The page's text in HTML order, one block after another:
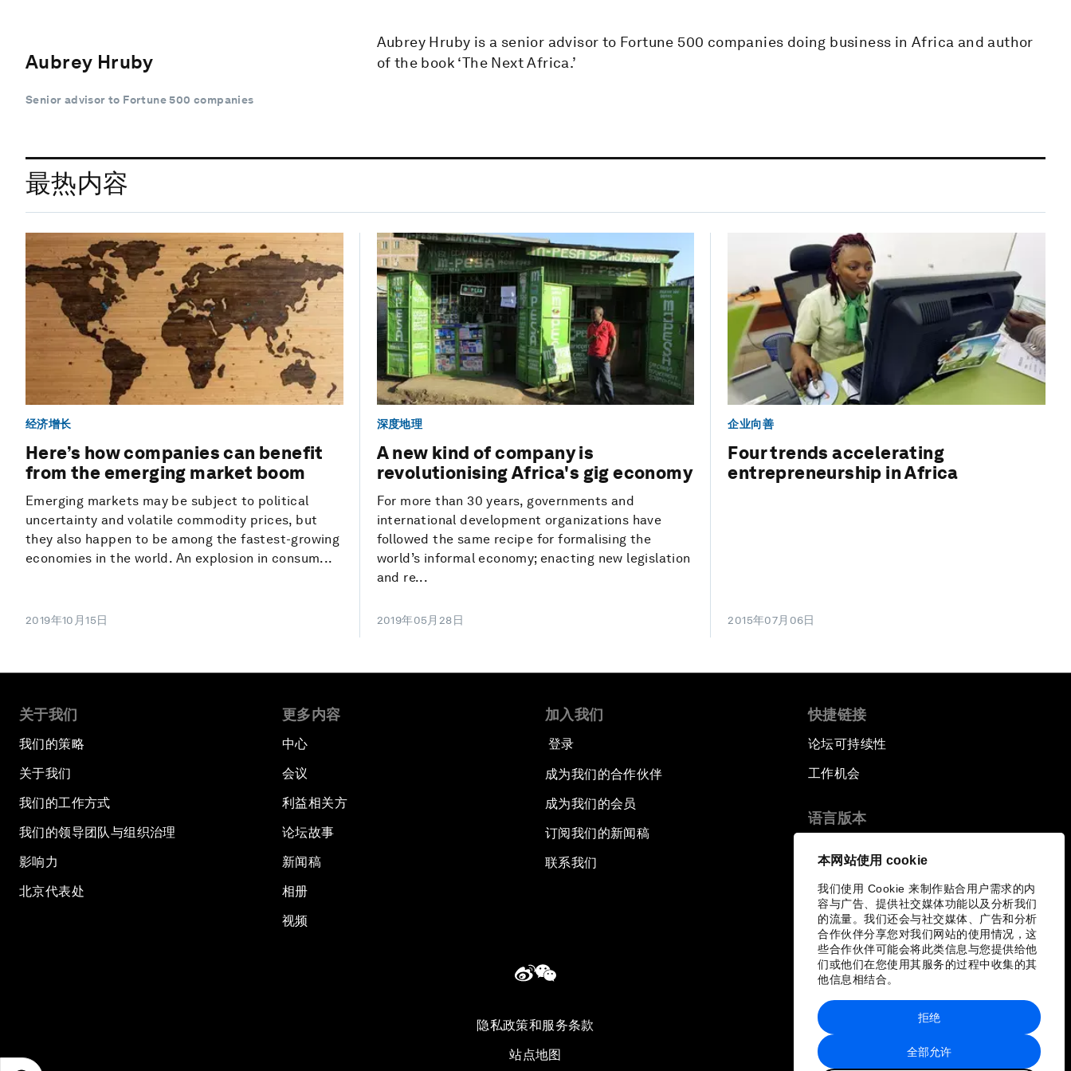
本网站使用 cookie
我们使用 Cookie 来制作贴合用户需求的内
容与广告、提供社交媒体功能以及分析我们
的流量。我们还会与社交媒体、广告和分析
合作伙伴分享您对我们网站的使用情况，这
些合作伙伴可能会将此类信息与您提供给他
们或他们在您使用其服务的过程中收集的其
他信息相结合。
全部允许
拒绝
Aubrey Hruby
Senior advisor to Fortune 500 companies
Aubrey Hruby is a senior advisor to Fortune 500 companies doing business in Africa and author
of the book ‘The Next Africa.’
最热内容
经济增长
Here’s how companies can benefit
from the emerging market boom
Emerging markets may be subject to political
uncertainty and volatile commodity prices, but
they also happen to be among the fastest-growing
economies in the world. An explosion in consum...
2019年10月15日
深度地理
A new kind of company is
revolutionising Africa's gig economy
For more than 30 years, governments and
international development organizations have
followed the same recipe for formalising the
world’s informal economy; enacting new legislation
and re...
2019年05月28日
企业向善
Four trends accelerating
entrepreneurship in Africa
2015年07月06日
关于我们
我们的策略
关于我们
我们的工作方式
我们的领导团队与组织治理
影响力
北京代表处
更多内容
中心
会议
利益相关方
论坛故事
新闻稿
相册
视频
加入我们
登录
成为我们的合作伙伴
成为我们的会员
订阅我们的新闻稿
联系我们
快捷链接
论坛可持续性
工作机会
语言版本
隐私政策和服务条款
站点地图